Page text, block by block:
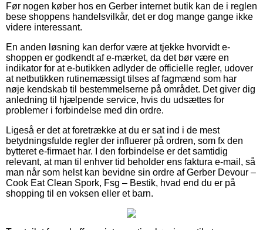
Før nogen køber hos en Gerber internet butik kan de i reglen
bese shoppens handelsvilkår, det er dog mange gange ikke
videre interessant.
En anden løsning kan derfor være at tjekke hvorvidt e-
shoppen er godkendt af e-mærket, da det bør være en
indikator for at e-butikken adlyder de officielle regler, udover
at netbutikken rutinemæssigt tilses af fagmænd som har
nøje kendskab til bestemmelserne på området. Det giver dig
anledning til hjælpende service, hvis du udsættes for
problemer i forbindelse med din ordre.
Ligeså er det at foretrække at du er sat ind i de mest
betydningsfulde regler der influerer på ordren, som fx den
bytteret e-firmaet har. I den forbindelse er det samtidig
relevant, at man til enhver tid beholder ens faktura e-mail, så
man når som helst kan bevidne sin ordre af Gerber Devour –
Cook Eat Clean Spork, Fsg – Bestik, hvad end du er på
shopping til en voksen eller et barn.